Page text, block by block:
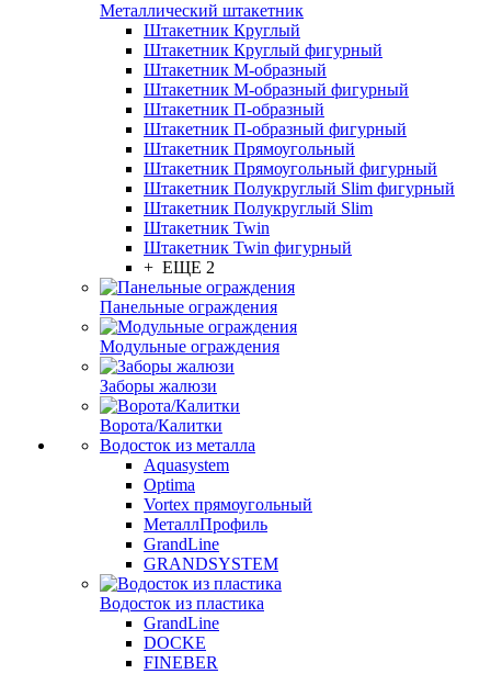
Металлический штакетник
Штакетник Круглый
Штакетник Круглый фигурный
Штакетник М-образный
Штакетник М-образный фигурный
Штакетник П-образный
Штакетник П-образный фигурный
Штакетник Прямоугольный
Штакетник Прямоугольный фигурный
Штакетник Полукруглый Slim фигурный
Штакетник Полукруглый Slim
Штакетник Twin
Штакетник Twin фигурный
+ ЕЩЕ 2
Панельные ограждения
Модульные ограждения
Заборы жалюзи
Ворота/Калитки
Водосток из металла
Aquasystem
Optima
Vortex прямоугольный
МеталлПрофиль
GrandLine
GRANDSYSTEM
Водосток из пластика
GrandLine
DOCKE
FINEBER